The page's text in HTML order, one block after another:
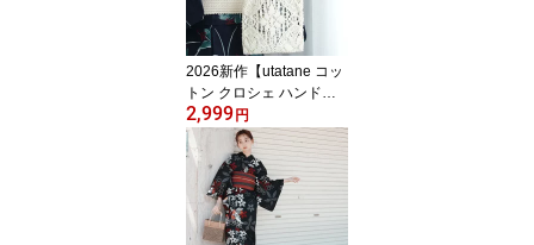
わり織 綿100％｜キッズ
2才〜10才 女の子 男の子
｜浴衣・帯（全員プレゼ
ント対象商品）
2026新作【utatane コッ
トン クロシェ ハンドバ
ッグ エクリュ】トートバ
ッグ｜レース｜生成｜綿
100％
2,999 円